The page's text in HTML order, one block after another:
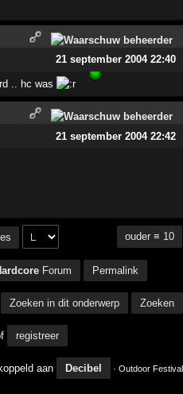
21 september 2004 22:40
.. hc was
21 september 2004 22:42
ouder ≡ 10
Forum Permalink
Zoeken in dit onderwerp Zoeken
registreer
aan Decibel · Outdoor Festival